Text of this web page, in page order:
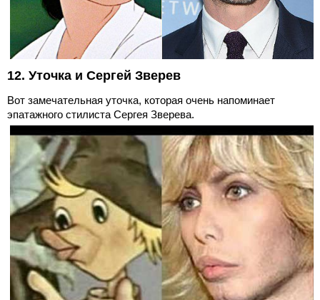
12. Уточка и Сергей Зверев
Вот замечательная уточка, которая очень напоминает
эпатажного стилиста Сергея Зверева.